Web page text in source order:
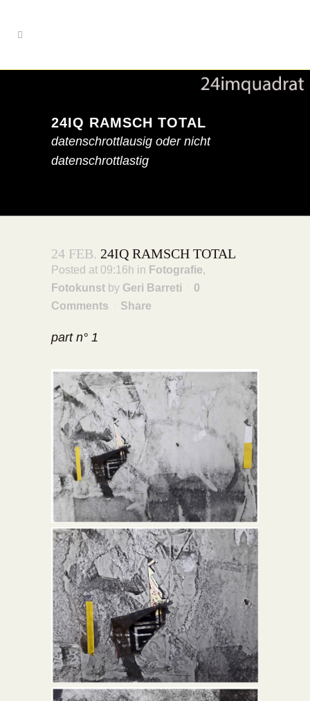
24IQ RAMSCH TOTAL
datenschrottlausig oder nicht
datenschrottlastig
24 FEB. 24IQ RAMSCH TOTAL
Posted at 09:16h in Fotografie,
Fotokunst by Geri Barreti
0
Comments
Share
part n° 1